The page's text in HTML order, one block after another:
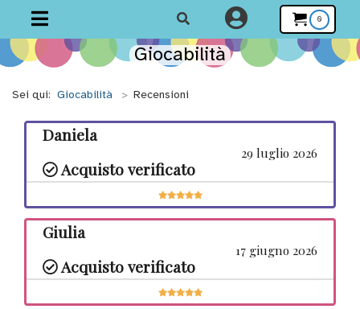
0
Giocabilità
Giocabilità
Home
Tutti i
prodotti
Sei qui: Giocabilità > Recensioni
Daniela
29 luglio 2026
Acquisto verificato
Giulia
17 giugno 2026
Acquisto verificato